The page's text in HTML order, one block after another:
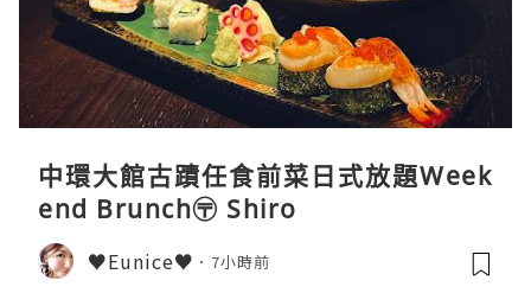
中環大館古蹟任食前菜日式放題Week
end Brunch〶 Shiro
♥Eunice♥ 7小時前